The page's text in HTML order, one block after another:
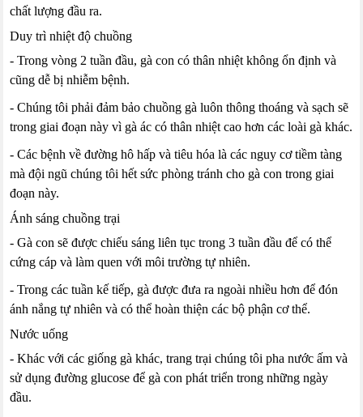
chất lượng đầu ra.
Duy trì nhiệt độ chuồng
- Trong vòng 2 tuần đầu, gà con có thân nhiệt không ổn định và
cũng dễ bị nhiễm bệnh.
- Chúng tôi phải đảm bảo chuồng gà luôn thông thoáng và sạch sẽ
trong giai đoạn này vì gà ác có thân nhiệt cao hơn các loài gà khác.
- Các bệnh về đường hô hấp và tiêu hóa là các nguy cơ tiềm tàng
mà đội ngũ chúng tôi hết sức phòng tránh cho gà con trong giai
đoạn này.
Ánh sáng chuồng trại
- Gà con sẽ được chiếu sáng liên tục trong 3 tuần đầu để có thể
cứng cáp và làm quen với môi trường tự nhiên.
- Trong các tuần kế tiếp, gà được đưa ra ngoài nhiều hơn để đón
ánh nắng tự nhiên và có thể hoàn thiện các bộ phận cơ thể.
Nước uống
- Khác với các giống gà khác, trang trại chúng tôi pha nước ấm và
sử dụng đường glucose để gà con phát triển trong những ngày
đầu.